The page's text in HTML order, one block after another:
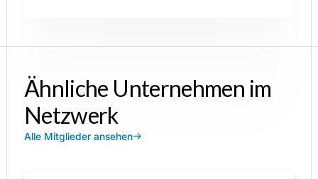
Ähnliche Unternehmen im
Netzwerk
Alle Mitglieder ansehen